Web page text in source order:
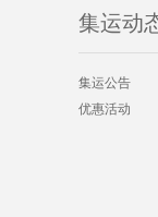
集运动
集运公告
优惠活动